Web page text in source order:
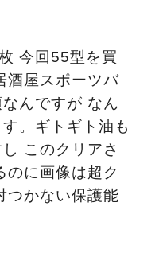
今回55型を買
酒屋スポーツバ
んですが なん
。ギトギト油も
このクリアさ
のに画像は超ク
つかない保護能